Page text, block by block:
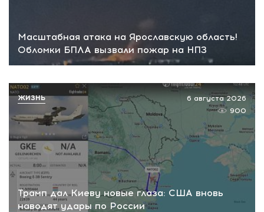
Масштабная атака на Ярославскую область!
Обломки БПЛА вызвали пожар на НПЗ
Трамп дал Киеву новые глаза: США вновь
наводят удары по России
6 августа 2026
900
ЖИЗНЬ